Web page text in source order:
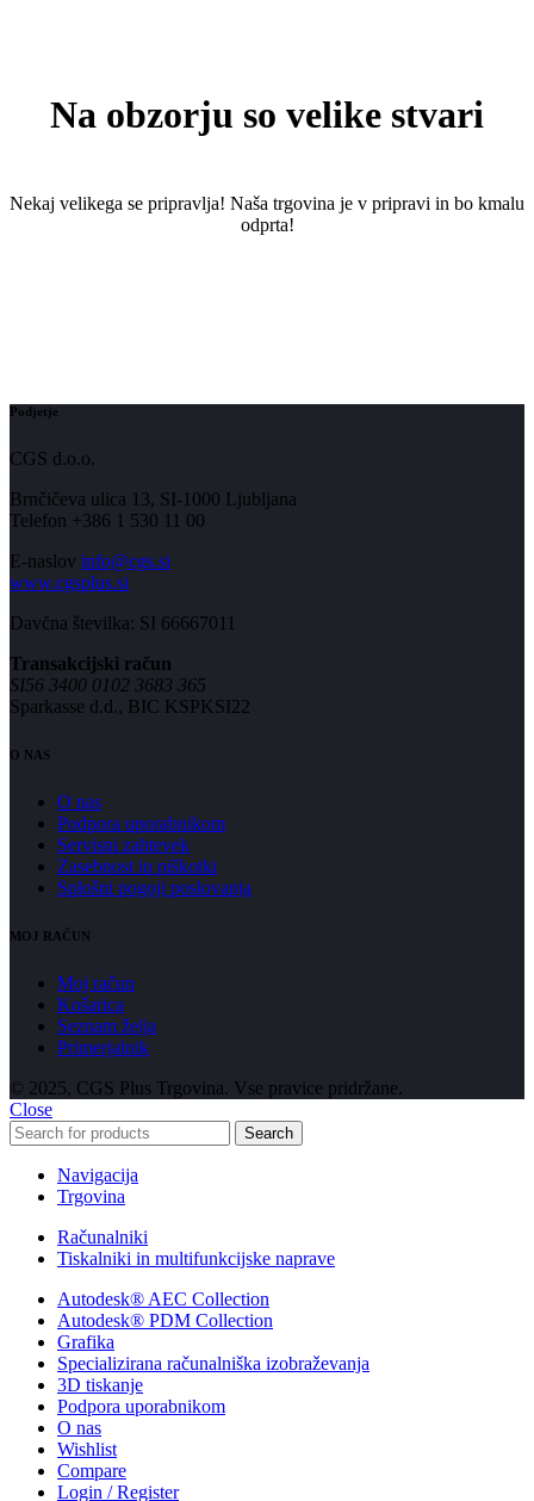
Na obzorju so velike stvari
Nekaj ​​velikega se pripravlja! Naša trgovina je v pripravi in ​​bo kmalu
odprta!
Podjetje
CGS d.o.o.
Brnčičeva ulica 13, SI-1000 Ljubljana
Telefon +386 1 530 11 00
E-naslov info@cgs.si
www.cgsplus.si
Davčna številka: SI 66667011
Transakcijski račun
SI56 3400 0102 3683 365
Sparkasse d.d., BIC KSPKSI22
O NAS
O nas
Podpora uporabnikom
Servisni zahtevek
Zasebnost in piškotki
Splošni pogoji poslovanja
MOJ RAČUN
Moj račun
Košarica
Seznam želja
Primerjalnik
© 2025, CGS Plus Trgovina. Vse pravice pridržane.
Close
Search
Navigacija
Trgovina
Računalniki
Tiskalniki in multifunkcijske naprave
Autodesk® AEC Collection
Autodesk® PDM Collection
Grafika
Specializirana računalniška izobraževanja
3D tiskanje
Podpora uporabnikom
O nas
Wishlist
Compare
Login / Register